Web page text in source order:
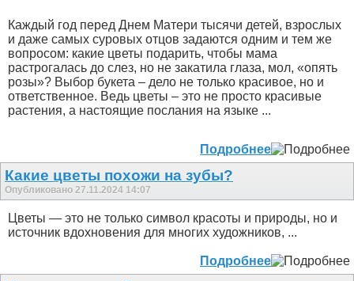
Каждый год перед Днем Матери тысячи детей, взрослых
и даже самых суровых отцов задаются одним и тем же
вопросом: какие цветы подарить, чтобы мама
растрогалась до слез, но не закатила глаза, мол, «опять
розы»? Выбор букета – дело не только красивое, но и
ответственное. Ведь цветы – это не просто красивые
растения, а настоящие послания на языке ...
Подробнее
Какие цветы похожи на зубы?
Опубликовано 27.11.2024 14:07
Цветы — это не только символ красоты и природы, но и
источник вдохновения для многих художников, ...
Подробнее